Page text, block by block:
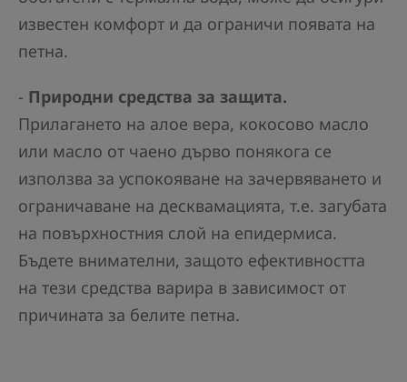
известен комфорт и да ограничи появата на
петна.
- Природни средства за защита.
Прилагането на алое вера, кокосово масло
или масло от чаено дърво понякога се
използва за успокояване на зачервяването и
ограничаване на десквамацията, т.е. загубата
на повърхностния слой на епидермиса.
Бъдете внимателни, защото ефективността
на тези средства варира в зависимост от
причината за белите петна.